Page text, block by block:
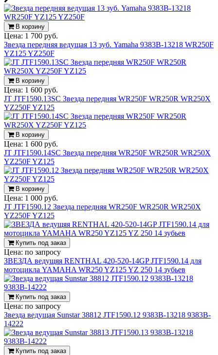
В корзину
Цена: 1 700 руб.
Звезда передняя ведущая 13 зуб. Yamaha 9383B-13218 WR250F
YZ125 YZ250F
В корзину
Цена: 1 600 руб.
JT JTF1590.13SC Звезда передняя WR250F WR250R WR250X
YZ250F YZ125
В корзину
Цена: 1 600 руб.
JT JTF1590.14SC Звезда передняя WR250F WR250R WR250X
YZ250F YZ125
В корзину
Цена: 1 000 руб.
JT JTF1590.12 Звезда передняя WR250F WR250R WR250X
YZ250F YZ125
Купить под заказ
Цена: по запросу
ЗВЕЗДА ведущяя RENTHAL 420-520-14GP JTF1590.14 для
мотоцикла YAMAHA WR250 YZ125 YZ 250 14 зубьев
Купить под заказ
Цена: по запросу
Звезда ведущая Sunstar 38812 JTF1590.12 9383B-13218 9383B-
14222
Купить под заказ